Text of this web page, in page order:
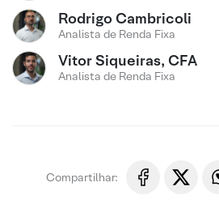
Rodrigo Cambricoli
Analista de Renda Fixa
Vitor Siqueiras, CFA
Analista de Renda Fixa
Compartilhar: